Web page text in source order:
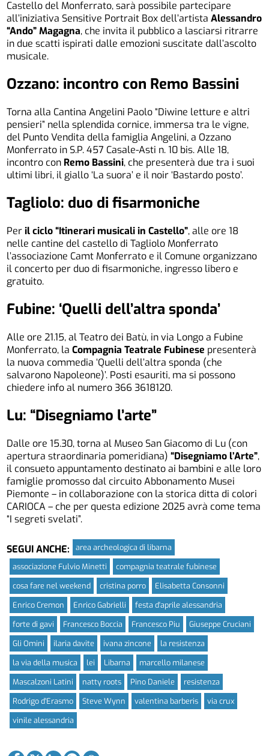
Castello del Monferrato, sarà possibile partecipare
all’iniziativa Sensitive Portrait Box dell’artistaAlessandro
“Ando” Magagna, che invita il pubblico a lasciarsi ritrarre
in due scatti ispirati dalle emozioni suscitate dall’ascolto
musicale.
Ozzano: incontro con Remo Bassini
Torna alla Cantina Angelini Paolo “Diwine letture e altri
pensieri” nella splendida cornice, immersa tra le vigne,
del Punto Vendita della famiglia Angelini, a Ozzano
Monferrato in S.P. 457 Casale-Asti n. 10 bis. Alle 18,
incontro con Remo Bassini, che presenterà due tra i suoi
ultimi libri, il giallo ‘La suora’ e il noir ‘Bastardo posto’.
Tagliolo: duo di fisarmoniche
Peril ciclo “Itinerari musicali in Castello”, alle ore 18
nelle cantine del castello di Tagliolo Monferrato
l’associazione Camt Monferrato e il Comune organizzano
il concerto per duo di fisarmoniche, ingresso libero e
gratuito.
Fubine: ‘Quelli dell’altra sponda’
Alle ore 21.15, al Teatro dei Batù, in via Longo a Fubine
Monferrato, laCompagnia Teatrale Fubinese presenterà
la nuova commedia ‘Quelli dell’altra sponda (che
salvarono Napoleone)’. Posti esauriti, ma si possono
chiedere info al numero 366 3618120.
Lu: “Disegniamo l’arte”
Dalle ore 15.30, torna al Museo San Giacomo di Lu (con
apertura straordinaria pomeridiana)“Disegniamo l’Arte”,
il consueto appuntamento destinato ai bambini e alle loro
famiglie promosso dal circuito Abbonamento Musei
Piemonte – in collaborazione con la storica ditta di colori
CARIOCA – che per questa edizione 2025 avrà come tema
“I segreti svelati”.
SEGUI ANCHE:
area archeologica di libarna
associazione Fulvio Minetti
compagnia teatrale fubinese
cosa fare nel weekend
cristina porro
Elisabetta Consonni
Enrico Cremon
Enrico Gabrielli
festa d'aprile alessandria
forte di gavi
Francesco Boccia Francesco Piu
Giuseppe Cruciani
Gli Omini
ilaria davite ivana zincone
la resistenza
la via della musica
lei Libarna
marcello milanese
Mascalzoni Latini
natty roots Pino Daniele
resistenza
Rodrigo d'Erasmo
Steve Wynn valentina barberis
via crux
vinile alessandria